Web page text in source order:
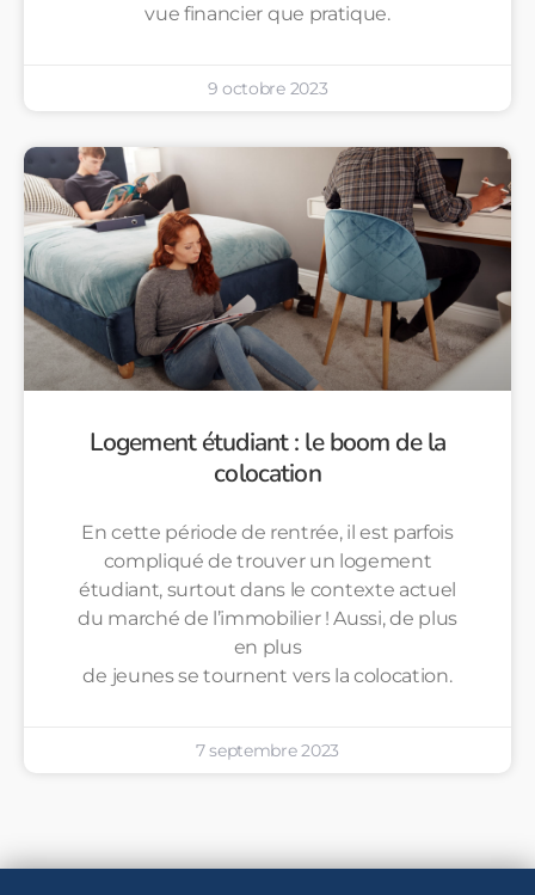
vue financier que pratique.
9 octobre 2023
Logement étudiant : le boom de la
colocation
En cette période de rentrée, il est parfois
compliqué de trouver un logement
étudiant, surtout dans le contexte actuel
du marché de l’immobilier ! Aussi, de plus
en plus
de jeunes se tournent vers la colocation.
7 septembre 2023